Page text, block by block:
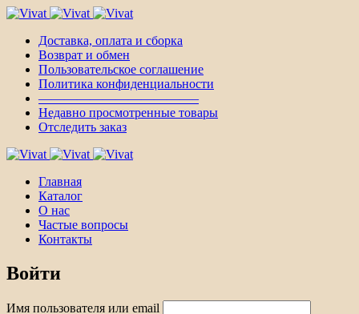
Доставка, оплата и сборка
Возврат и обмен
Пользовательское соглашение
Политика конфиденциальности
————————————–
Недавно просмотренные товары
Отследить заказ
Главная
Каталог
О нас
Частые вопросы
Контакты
Войти
Имя пользователя или email